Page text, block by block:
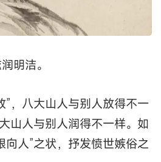
明洁。
”，八大山人与别人放得不一
山人与别人润得不一样。如
向人”之状，抒发愤世嫉俗之